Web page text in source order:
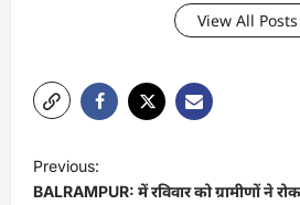
View All Posts
o
Previous:
BALRAMPUR: में रविवार को ग्रामीणों ने